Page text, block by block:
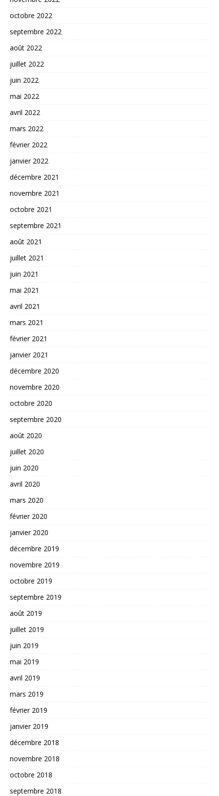
octobre 2022
septembre 2022
août 2022
juillet 2022
juin 2022
mai 2022
avril 2022
mars 2022
février 2022
janvier 2022
décembre 2021
novembre 2021
octobre 2021
septembre 2021
août 2021
juillet 2021
juin 2021
mai 2021
avril 2021
mars 2021
février 2021
janvier 2021
décembre 2020
novembre 2020
octobre 2020
septembre 2020
août 2020
juillet 2020
juin 2020
avril 2020
mars 2020
février 2020
janvier 2020
décembre 2019
novembre 2019
octobre 2019
septembre 2019
août 2019
juillet 2019
juin 2019
mai 2019
avril 2019
mars 2019
février 2019
janvier 2019
décembre 2018
novembre 2018
octobre 2018
septembre 2018